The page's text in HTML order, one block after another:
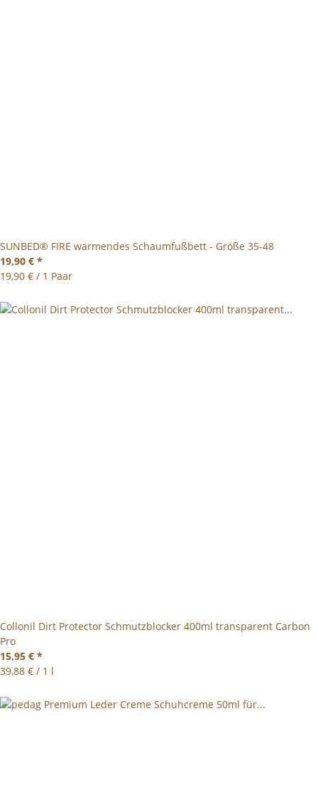
SUNBED® FIRE wärmendes Schaumfußbett - Größe 35-48
19,90 € *
19,90 € / 1 Paar
Collonil Dirt Protector Schmutzblocker 400ml transparent Carbon
Pro
15,95 € *
39,88 € / 1 l